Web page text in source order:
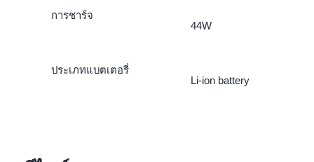
การชาร์จ
44W
ประเภทแบตเตอรี่
Li-ion battery